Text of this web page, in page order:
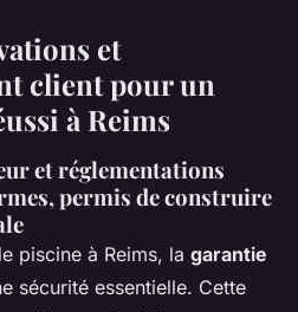
et
client pour un
à Reims
et réglementations
permis de construire
piscine à Reims, la garantie
sécurité essentielle. Cette